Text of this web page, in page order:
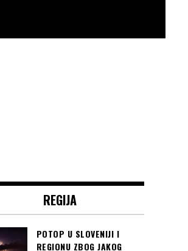
REGIJA
POTOP U SLOVENIJI I
REGIONU ZBOG JAKOG